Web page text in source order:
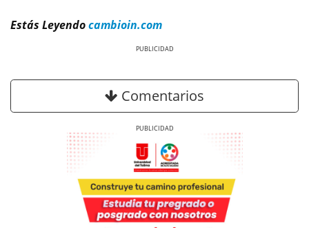
Estás Leyendocambioin.com
Comentarios